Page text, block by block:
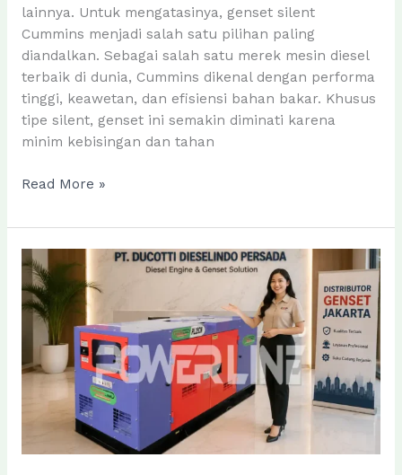
lainnya. Untuk mengatasinya, genset silent
Cummins menjadi salah satu pilihan paling
diandalkan. Sebagai salah satu merek mesin diesel
terbaik di dunia, Cummins dikenal dengan performa
tinggi, keawetan, dan efisiensi bahan bakar. Khusus
tipe silent, genset ini semakin diminati karena
minim kebisingan dan tahan
2
Utama
Genset
Silent
Cummins
yang
Bisa
Dapatkan
Powerline
Read More »